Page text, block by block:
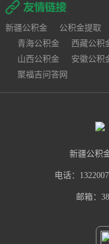
新疆公积金 公积金提取
青海公积金
西藏公积
山西公积金
安徽公积
聚福吉问答网
新疆公积
电话：
邮箱：